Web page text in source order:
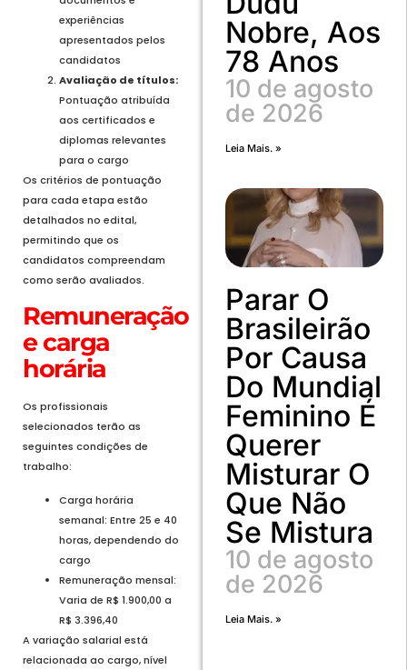
experiências
apresentados pelos
candidatos
Avaliação de títulos:
Pontuação atribuída
aos certificados e
diplomas relevantes
para o cargo
Os critérios de pontuação
para cada etapa estão
detalhados no edital,
permitindo que os
candidatos compreendam
como serão avaliados.
Remuneração
e carga
horária
Os profissionais
selecionados terão as
seguintes condições de
trabalho:
Carga horária
semanal: Entre 25 e 40
horas, dependendo do
cargo
Remuneração mensal:
Varia de R$ 1.900,00 a
R$ 3.396,40
A variação salarial está
relacionada ao cargo, nível
Nobre, Aos
78 Anos
10 de agosto
de 2026
Leia Mais. »
Parar O
Brasileirão
Por Causa
Do Mundial
Feminino É
Querer
Misturar O
Que Não
Se Mistura
10 de agosto
de 2026
Leia Mais. »